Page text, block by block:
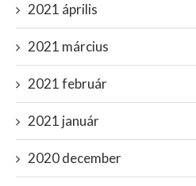
2021 április
2021 március
2021 február
2021 január
2020 december